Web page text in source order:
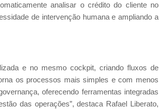
analisar o crédito do cliente no
de intervenção humana e ampliando a
e no mesmo cockpit, criando fluxos de
os processos mais simples e com menos
oferecendo ferramentas integradas
das operações”, destaca Rafael Liberato,